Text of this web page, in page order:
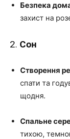
Безпека
захист на
2. Сон
Створення
спати та
щодня.
Спальне
тихою,